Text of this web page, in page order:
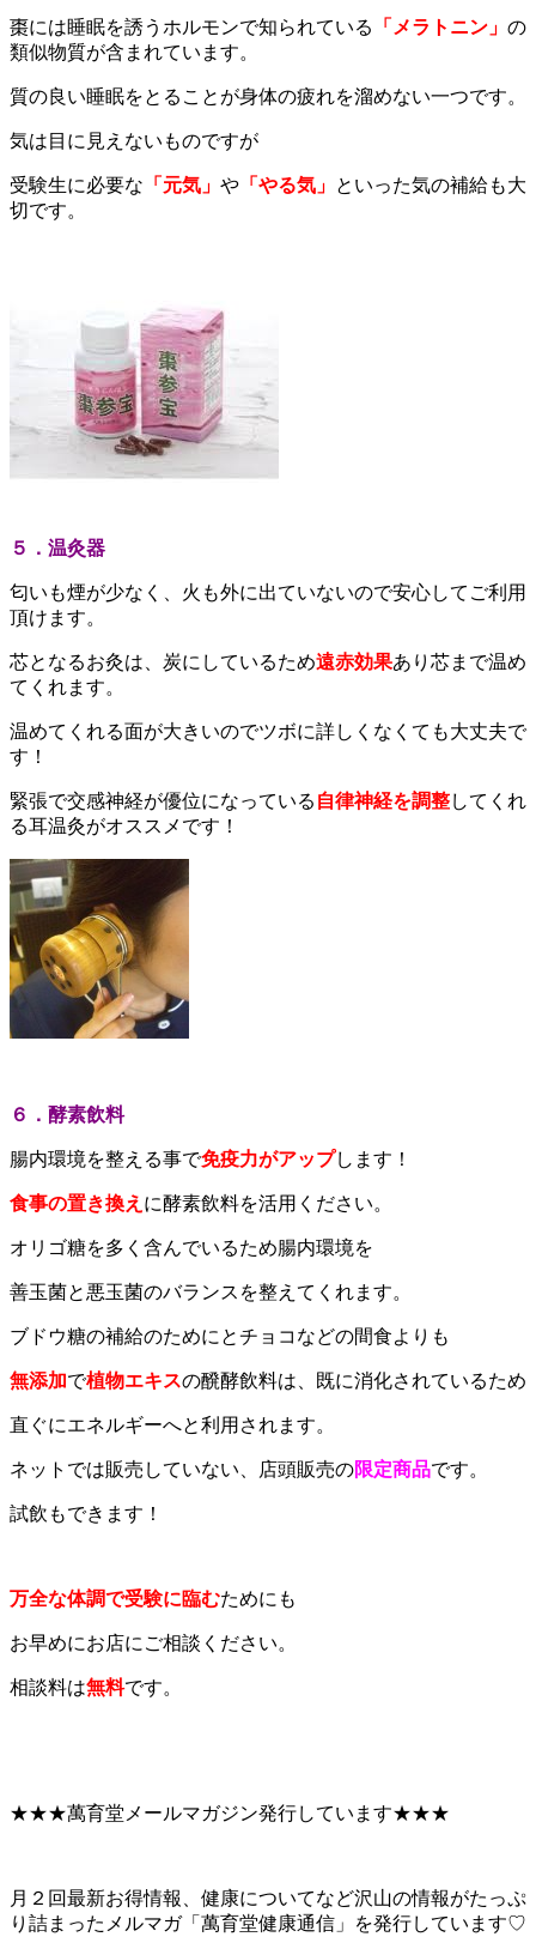
棗には睡眠を誘うホルモンで知られている 「メラトニン」 の
類似物質が含まれています。
質の良い睡眠をとることが身体の疲れを溜めない一つです。
気は目に見えないものですが
受験生に必要な 「元気」 や 「やる気」 といった気の補給も大
切です。
５．温灸器
匂いも煙が少なく、火も外に出ていないので安心してご利用
頂けます。
芯となるお灸は、炭にしているため遠赤効果あり芯まで温め
てくれます。
温めてくれる面が大きいのでツボに詳しくなくても大丈夫で
す！
緊張で交感神経が優位になっている 自律神経を調整してくれ
る耳温灸がオススメです！
６．酵素飲料
腸内環境を整える事で免疫力がアップします！
食事の置き換え に酵素飲料を活用ください。
オリゴ糖を多く含んでいるため腸内環境を
善玉菌と悪玉菌のバランスを整えてくれます。
ブドウ糖の補給のためにとチョコなどの間食よりも
無添加で植物エキスの醗酵飲料は、既に消化されているため
直ぐにエネルギーへと利用されます。
ネットでは販売していない、店頭販売の限定商品です。
試飲もできます！
万全な体調で受験に臨むためにも
お早めにお店にご相談ください。
相談料は無料です。
★★★萬育堂メールマガジン発行しています★★★
月２回最新お得情報、健康についてなど沢山の情報がたっぷ
り詰まったメルマガ「萬育堂健康通信」を発行しています♡